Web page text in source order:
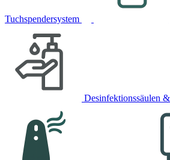
Tuchspendersystem
Desinfektionssäulen